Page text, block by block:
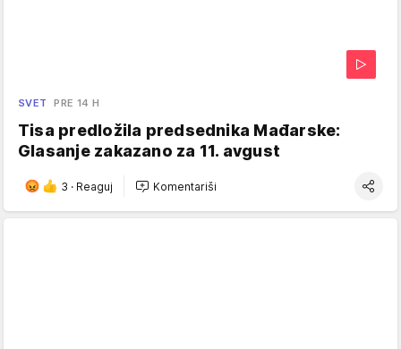
SVET PRE 14 H
Tisa predložila predsednika Mađarske:
Glasanje zakazano za 11. avgust
3 · Reaguj Komentariši